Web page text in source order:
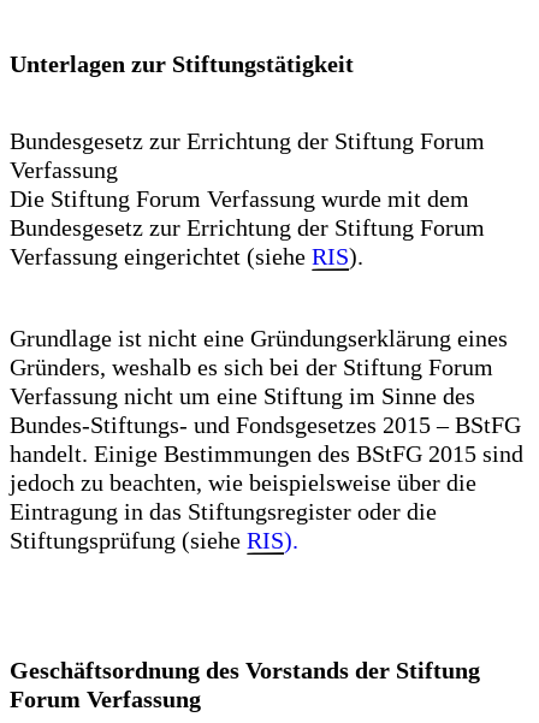
Unterlagen zur Stiftungstätigkeit
Bundesgesetz zur Errichtung der Stiftung Forum
Verfassung
Die Stiftung Forum Verfassung wurde mit dem
Bundesgesetz zur Errichtung der Stiftung Forum
Verfassung eingerichtet (siehe RIS).
Grundlage ist nicht eine Gründungserklärung eines
Gründers, weshalb es sich bei der Stiftung Forum
Verfassung nicht um eine Stiftung im Sinne des
Bundes-Stiftungs- und Fondsgesetzes 2015 – BStFG
handelt. Einige Bestimmungen des BStFG 2015 sind
jedoch zu beachten, wie beispielsweise über die
Eintragung in das Stiftungsregister oder die
Stiftungsprüfung (siehe RIS).
Geschäftsordnung des Vorstands der Stiftung
Forum Verfassung